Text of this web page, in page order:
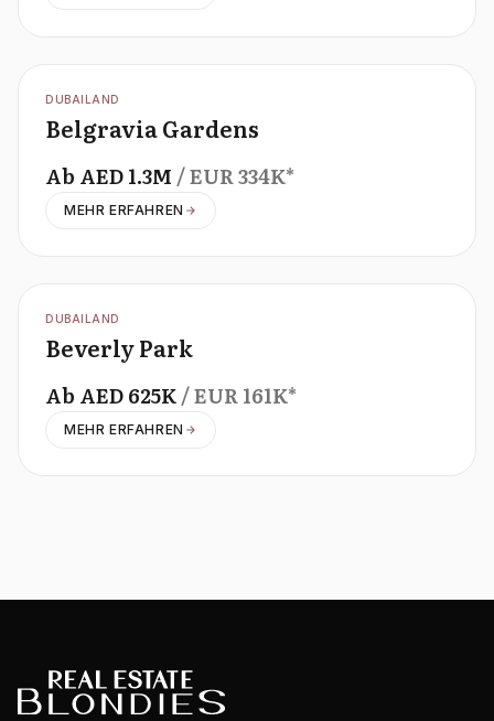
OFFPLAN
DUBAILAND
Belgravia Gardens
Ab AED1.3M / EUR334K*
MEHR ERFAHREN
OFFPLAN
DUBAILAND
Beverly Park
Ab AED625K/ EUR161K*
MEHR ERFAHREN